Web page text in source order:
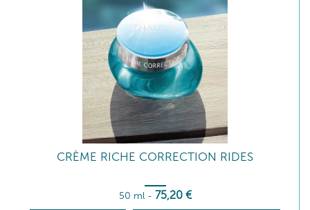
CRÈME RICHE CORRECTION RIDES
50 ml - 75,20 €